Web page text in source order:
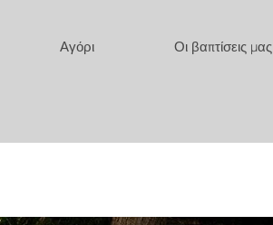
Αγόρι Οι βαπτίσεις μας